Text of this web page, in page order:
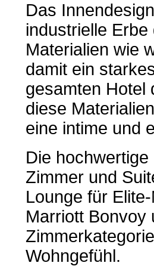
Das
industrielle
Materialien wie
damit ein
gesamten Hotel
diese
eine intime und
Die
Zimmer und
Lounge für
Marriott Bonvoy
Wohngefühl.